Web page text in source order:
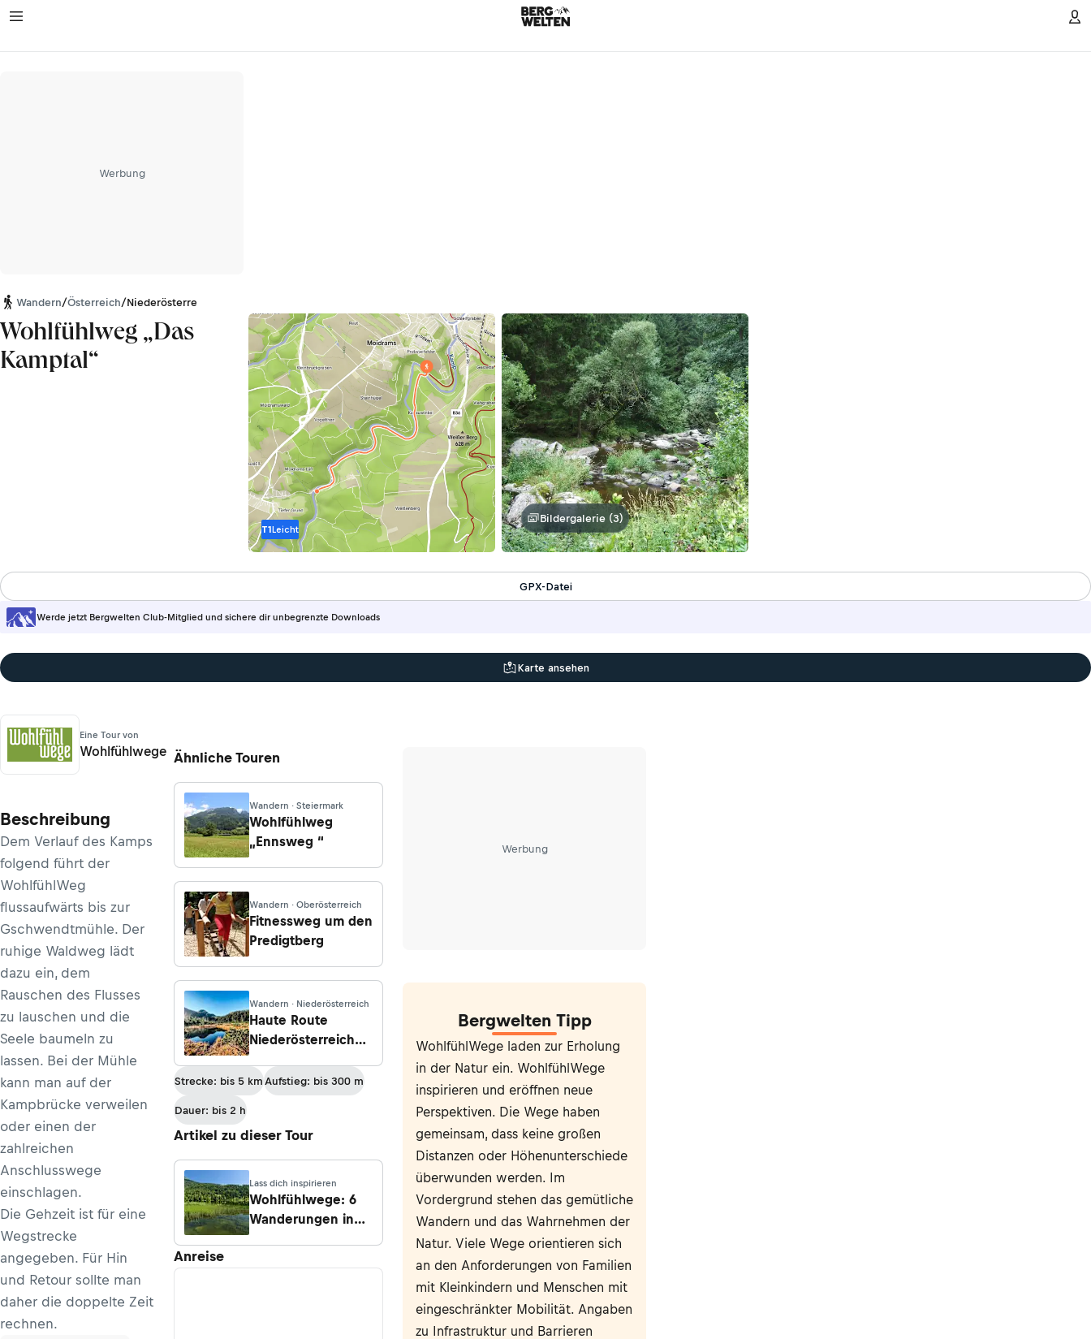
Werbung
Wandern/Österreich/Niederösterreich
Wohlfühlweg „Das
Kamptal“
T1Leicht
Bildergalerie (3)
Werde jetzt Bergwelten Club-Mitglied und sichere dir unbegrenzte Downloads
GPX-Datei
Karte ansehen
Eine Tour von
Wohlfühlwege
Beschreibung
Dem Verlauf des Kamps
folgend führt der
WohlfühlWeg
flussaufwärts bis zur
Gschwendtmühle. Der
ruhige Waldweg lädt
dazu ein, dem
Rauschen des Flusses
zu lauschen und die
Seele baumeln zu
lassen. Bei der Mühle
kann man auf der
Kampbrücke verweilen
oder einen der
zahlreichen
Anschlusswege
einschlagen.
Die Gehzeit ist für eine
Wegstrecke
angegeben. Für Hin
und Retour sollte man
daher die doppelte Zeit
rechnen.
Ähnliche Touren
Wandern · Steiermark
Wohlfühlweg
„Ennsweg “
Wandern · Oberösterreich
Fitnessweg um den
Predigtberg
Wandern · Niederösterreich
Haute Route
Niederösterreich
Hochkarschutzhaus
– Göstling
Strecke: bis 5 km Aufstieg: bis 300 m
Dauer: bis 2 h
Artikel zu dieser Tour
Lass dich inspirieren
Wohlfühlwege: 6
Wanderungen in
Anreise
Werbung
Bergwelten Tipp
WohlfühlWege laden zur Erholung
in der Natur ein. WohlfühlWege
inspirieren und eröffnen neue
Perspektiven. Die Wege haben
gemeinsam, dass keine großen
Distanzen oder Höhenunterschiede
überwunden werden. Im
Vordergrund stehen das gemütliche
Wandern und das Wahrnehmen der
Natur. Viele Wege orientieren sich
an den Anforderungen von Familien
mit Kleinkindern und Menschen mit
eingeschränkter Mobilität. Angaben
zu Infrastruktur und Barrieren